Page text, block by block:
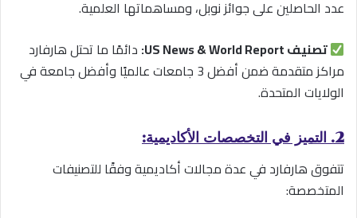
عدد الحاصلين على جوائز نوبل، ومساهماتها العلمية.
تصنيف US News & World Report:
دائمًا ما تحتل هارفارد
مراكز متقدمة ضمن أفضل 3 جامعات عالميًا وأفضل جامعة في
الولايات المتحدة.
2. التميز في التخصصات الأكاديمية:
تتفوق هارفارد في عدة مجالات أكاديمية وفقًا للتصنيفات
المتخصصة: